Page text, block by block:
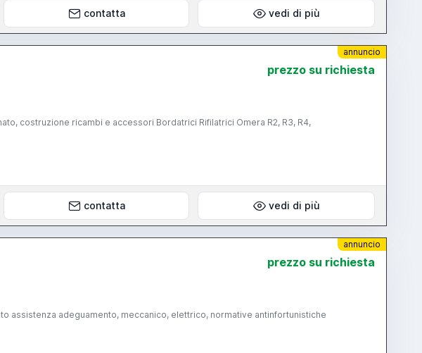
contatta vedi di più
annuncio
prezzo su richiesta
costruzione ricambi e accessori Bordatrici Rifilatrici Omera R2, R3, R4,
contatta vedi di più
annuncio
prezzo su richiesta
assistenza adeguamento, meccanico, elettrico, normative antinfortunistiche